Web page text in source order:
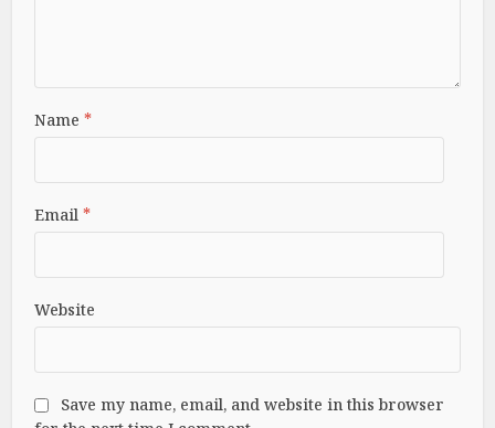
Name*
Email*
Website
Save my name, email, and website in this browser